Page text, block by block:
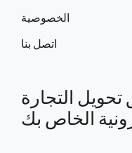
الخصوصية
اتصل بنا
التجارة
الخاص بك